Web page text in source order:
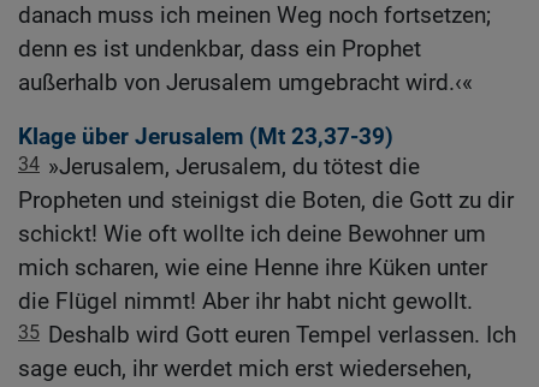
danach muss ich meinen Weg noch fortsetzen;
denn es ist undenkbar, dass ein Prophet
außerhalb von Jerusalem umgebracht wird.‹«
Klage über Jerusalem (Mt 23,37-39)
34 »Jerusalem, Jerusalem, du tötest die
Propheten und steinigst die Boten, die Gott zu dir
schickt! Wie oft wollte ich deine Bewohner um
mich scharen, wie eine Henne ihre Küken unter
die Flügel nimmt! Aber ihr habt nicht gewollt.
35 Deshalb wird Gott euren Tempel verlassen. Ich
sage euch, ihr werdet mich erst wiedersehen,